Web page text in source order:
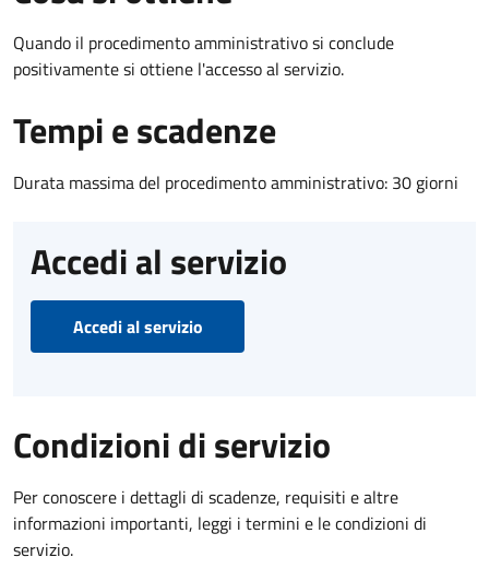
Quando il procedimento amministrativo si conclude
positivamente si ottiene l'accesso al servizio.
Tempi e scadenze
Durata massima del procedimento amministrativo: 30 giorni
Accedi al servizio
Accedi al servizio
Condizioni di servizio
Per conoscere i dettagli di scadenze, requisiti e altre
informazioni importanti, leggi i termini e le condizioni di
servizio.